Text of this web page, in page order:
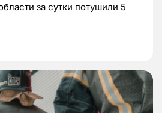
за сутки потушили 5